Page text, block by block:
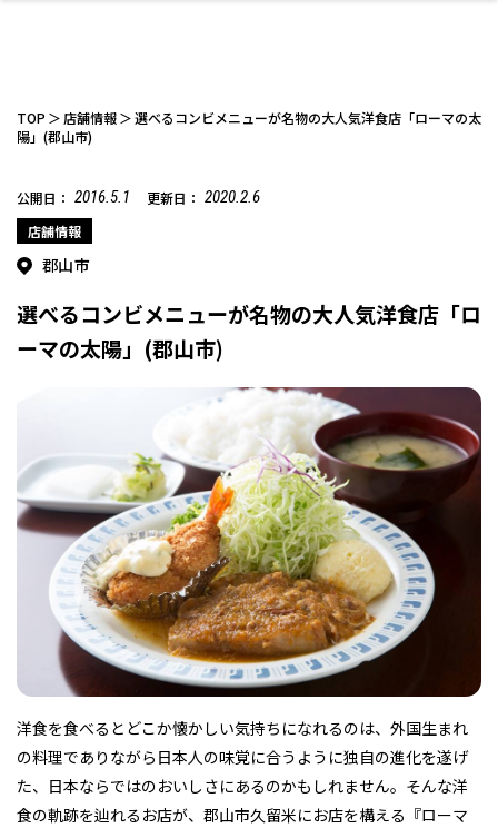
洋食
和食 わんぱく 福島ローカルグル
メ
パン アジア・エスニッ
ク
テイクアウト
ひとりで
温泉 体験 名所
レジャー・スポー
ツ施設
非日常 イベントレポート
エイジングケア
フィットネス・や
せたい
鍼灸・整体・リラ
クゼーション
まつ毛サロン
脱毛 温活・サウナ 歯列矯正・審美歯
科
ファッション
ギフト・お土産
インテリア 食品・酒 生活を彩るモノ
その他
病院・クリニック ペット
趣味・スキルアッ
プ
保育園・こども園 子どもの習い事・
塾
幼稚園 教育 ライフイベント
自治体インフォ
TOP 店舗情報
選べるコンビメニューが名物の大人気洋食店「ローマの太
陽」(郡山市)
公開日： 2016.5.1 更新日： 2020.2.6
店舗情報
郡山市
選べるコンビメニューが名物の大人気洋食店「ロ
ーマの太陽」(郡山市)
洋食を食べるとどこか懐かしい気持ちになれるのは、外国生まれ
の料理でありながら日本人の味覚に合うように独自の進化を遂げ
た、日本ならではのおいしさにあるのかもしれません。そんな洋
食の軌跡を辿れるお店が、郡山市久留米にお店を構える『ローマ